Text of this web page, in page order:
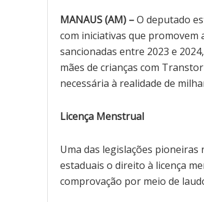
MANAUS (AM) –O deputado
com iniciativas que promovem
sancionadas entre 2023 e
mães de crianças com
necessária à realidade de
Licença Menstrual
Uma das legislações pioneiras
estaduais o direito à licença
comprovação por meio de